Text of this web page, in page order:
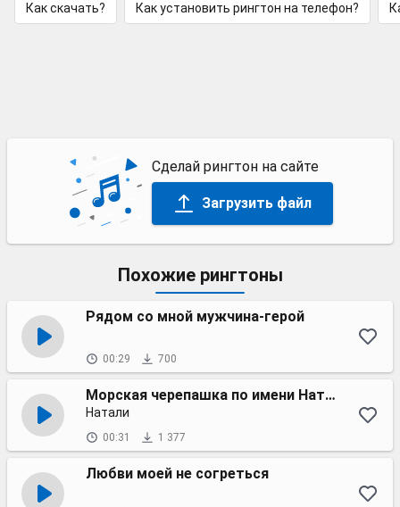
Как скачать? Как установить рингтон на телефон?
Сделай рингтон на сайте
Загрузить файл
Похожие рингтоны
Рядом со мной мужчина-герой
00:29 700
Морская черепашка по имени Наташка
Натали
00:31 1 377
Любви моей не согреться